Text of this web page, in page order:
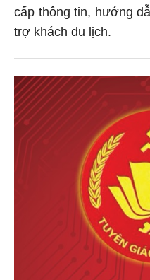
cấp thông tin, hướng
trợ khách du lịch.